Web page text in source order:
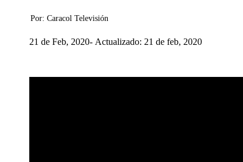
Por: Caracol Televisión
21 de Feb, 2020 Actualizado: 21 de feb, 2020